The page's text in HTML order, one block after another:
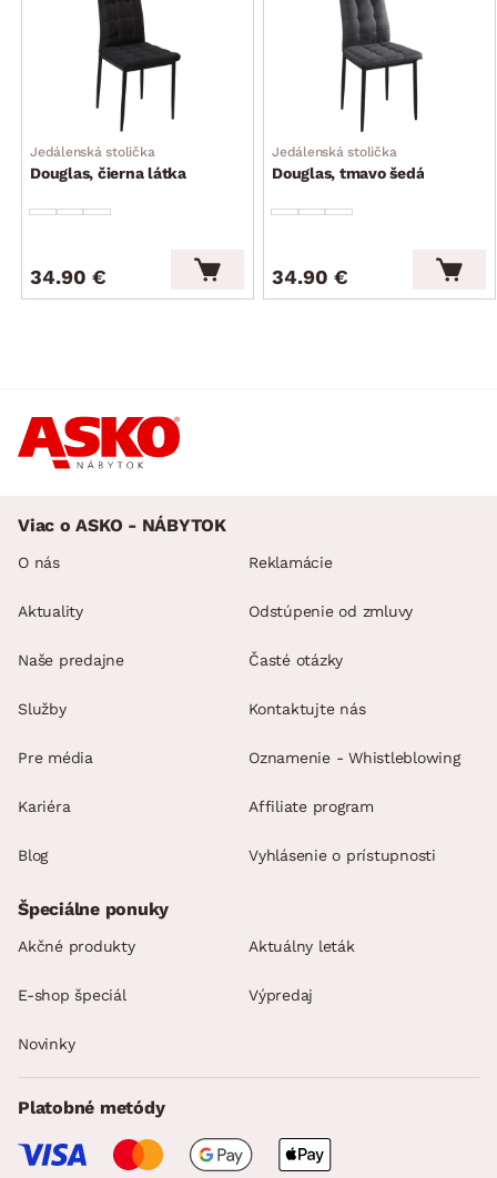
Jedálenská stolička
Douglas, čierna látka
34.90 €
Jedálenská stolička
Douglas, tmavo šedá
34.90 €
Viac o ASKO - NÁBYTOK
O nás
Aktuality
Naše predajne
Služby
Pre média
Kariéra
Blog
Reklamácie
Odstúpenie od zmluvy
Časté otázky
Kontaktujte nás
Oznamenie - Whistleblowing
Affiliate program
Vyhlásenie o prístupnosti
Špeciálne ponuky
Akčné produkty Aktuálny leták
E-shop špeciál Výpredaj
Novinky
Platobné metódy